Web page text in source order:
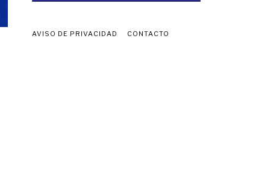
AVISO DE PRIVACIDAD CONTACTO